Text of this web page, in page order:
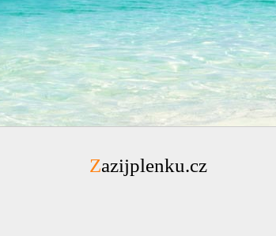
Zazijplenku.cz